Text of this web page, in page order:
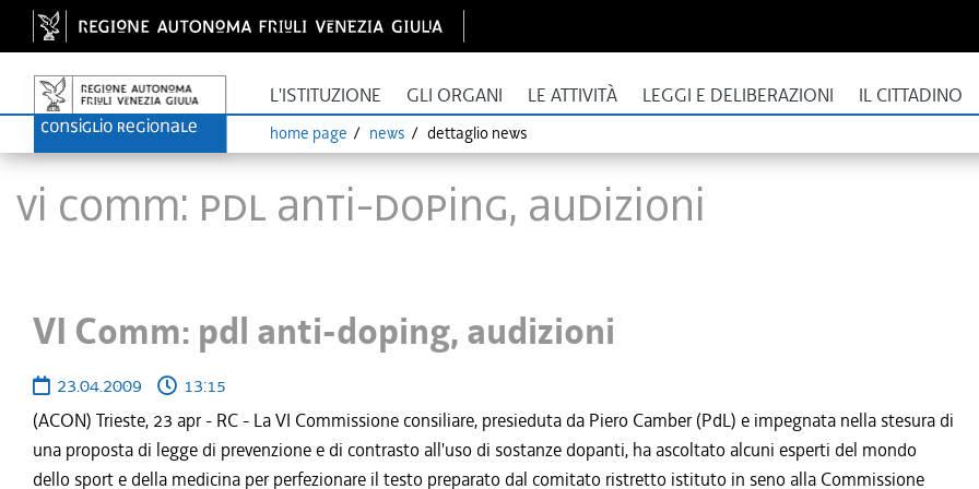
L'ISTITUZIONE GLI ORGANI LE ATTIVITÀ LEGGI E DELIBERAZIONI IL CITTADINO
home page news dettaglio news
VI Comm: pdl anti-doping, audizioni
VI Comm: pdl anti-doping, audizioni
23.04.2009
13:15
(ACON) Trieste, 23 apr - RC - La VI Commissione consiliare, presieduta da Piero Camber (PdL) e impegnata nella stesura di
una proposta di legge di prevenzione e di contrasto all'uso di sostanze dopanti, ha ascoltato alcuni esperti del mondo
dello sport e della medicina per perfezionare il testo preparato dal comitato ristretto istituto in seno alla Commissione